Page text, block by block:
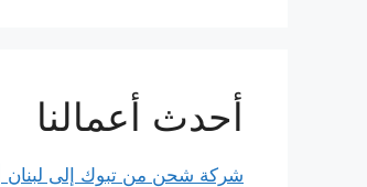
أحدث أعمالنا
شركة شحن من تبوك إلى لبنان |